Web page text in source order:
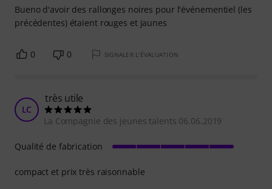
Bueno d'avoir des rallonges noires pour l'événementiel (les
précédentes) étaient rouges et jaunes
0 0 SIGNALER L'ÉVALUATION
LC
très utile
La Compagnie des jeunes talents 06.06.2019
compact et prix très raisonnable
Qualité de fabrication